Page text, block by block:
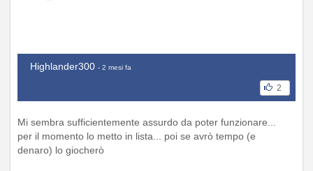
Highlander300 - 2 mesi fa
2
Mi sembra sufficientemente assurdo da poter funzionare...
per il momento lo metto in lista... poi se avrò tempo (e
denaro) lo giocherò